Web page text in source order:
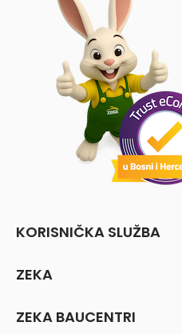
KORISNIČKA SLUŽBA
ZEKA
ZEKA BAUCENTRI